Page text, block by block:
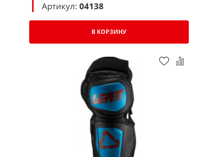
Артикул: 04138
В КОРЗИНУ